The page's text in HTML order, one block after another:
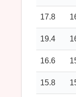
17.8
19.4
16.6
15.8